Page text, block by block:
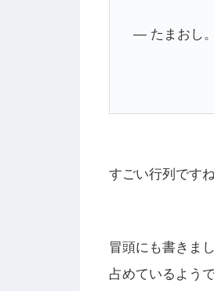
— たまおし
すごい行列ですね
冒頭にも書きま
占めているようで